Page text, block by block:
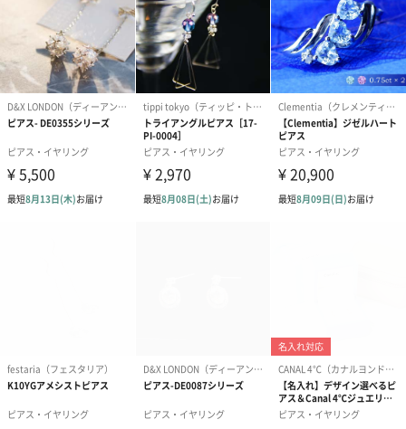
商品と同梱してお届けいたします。
ブライダルロリポップ
ドレス（いちご味)
ブライダルロリポップ
タキシード（コーラ味)
夫婦箸と箸置
（2,420円）
※9-15時にご注文いただく場合、最短のお届け可能日が通常より